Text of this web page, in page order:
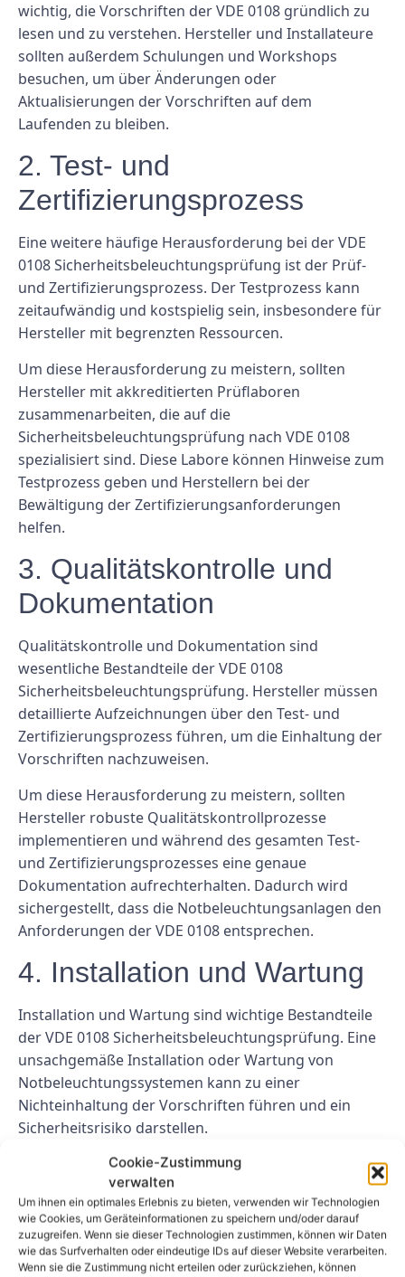
Cookie-Zustimmung
verwalten
Um ihnen ein optimales Erlebnis zu bieten, verwenden wir Technologien
wie Cookies, um Geräteinformationen zu speichern und/oder darauf
zuzugreifen. Wenn sie dieser Technologien zustimmen, können wir Daten
wie das Surfverhalten oder eindeutige IDs auf dieser Website verarbeiten.
Wenn sie die Zustimmung nicht erteilen oder zurückziehen, können
wichtig, die Vorschriften der VDE 0108 gründlich zu
lesen und zu verstehen. Hersteller und Installateure
sollten außerdem Schulungen und Workshops
besuchen, um über Änderungen oder
Aktualisierungen der Vorschriften auf dem
Laufenden zu bleiben.
2. Test- und
Zertifizierungsprozess
Eine weitere häufige Herausforderung bei der VDE
0108 Sicherheitsbeleuchtungsprüfung ist der Prüf-
und Zertifizierungsprozess. Der Testprozess kann
zeitaufwändig und kostspielig sein, insbesondere für
Hersteller mit begrenzten Ressourcen.
Um diese Herausforderung zu meistern, sollten
Hersteller mit akkreditierten Prüflaboren
zusammenarbeiten, die auf die
Sicherheitsbeleuchtungsprüfung nach VDE 0108
spezialisiert sind. Diese Labore können Hinweise zum
Testprozess geben und Herstellern bei der
Bewältigung der Zertifizierungsanforderungen
helfen.
3. Qualitätskontrolle und
Dokumentation
Qualitätskontrolle und Dokumentation sind
wesentliche Bestandteile der VDE 0108
Sicherheitsbeleuchtungsprüfung. Hersteller müssen
detaillierte Aufzeichnungen über den Test- und
Zertifizierungsprozess führen, um die Einhaltung der
Vorschriften nachzuweisen.
Um diese Herausforderung zu meistern, sollten
Hersteller robuste Qualitätskontrollprozesse
implementieren und während des gesamten Test-
und Zertifizierungsprozesses eine genaue
Dokumentation aufrechterhalten. Dadurch wird
sichergestellt, dass die Notbeleuchtungsanlagen den
Anforderungen der VDE 0108 entsprechen.
4. Installation und Wartung
Installation und Wartung sind wichtige Bestandteile
der VDE 0108 Sicherheitsbeleuchtungsprüfung. Eine
unsachgemäße Installation oder Wartung von
Notbeleuchtungssystemen kann zu einer
Nichteinhaltung der Vorschriften führen und ein
Sicherheitsrisiko darstellen.
Um diese Herausforderung zu meistern, sollten
Hersteller und Installateure umfassende
Installationsanweisungen und Richtlinien für die
Wartung der Notbeleuchtungssysteme bereitstellen.
Darüber hinaus sollten regelmäßige Inspektionen